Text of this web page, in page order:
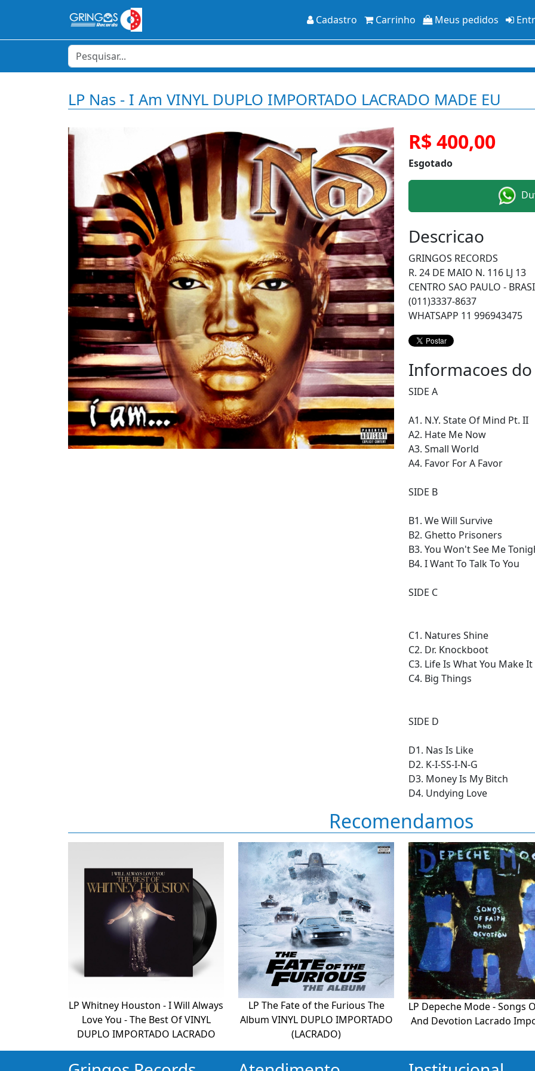
Cadastro Carrinho Meus pedidos
LP Nas - I Am VINYL DUPLO IMPORTADO LACRADO MADE EU
R$ 400,00
Esgotado
Descricao
GRINGOS RECORDS
R. 24 DE MAIO N. 116 LJ 13
CENTRO SAO PAULO -
(011)3337-8637
WHATSAPP 11 996943475
Informacoes
SIDE A
A1. N.Y. State Of Mind Pt. II
A2. Hate Me Now
A3. Small World
A4. Favor For A Favor
SIDE B
B1. We Will Survive
B2. Ghetto Prisoners
B3. You Won't See Me
B4. I Want To Talk To You
SIDE C
C1. Natures Shine
C2. Dr. Knockboot
C3. Life Is What You Make It
C4. Big Things
SIDE D
D1. Nas Is Like
D2. K-I-SS-I-N-G
D3. Money Is My Bitch
D4. Undying Love
Recomendamos
LP Whitney Houston - I Will Always
Love You - The Best Of VINYL
DUPLO IMPORTADO LACRADO
LP The Fate of the Furious The
Album VINYL DUPLO IMPORTADO
(LACRADO)
LP Depeche Mode - Songs
And Devotion Lacrado